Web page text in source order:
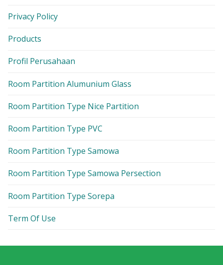
Privacy Policy
Products
Profil Perusahaan
Room Partition Alumunium Glass
Room Partition Type Nice Partition
Room Partition Type PVC
Room Partition Type Samowa
Room Partition Type Samowa Persection
Room Partition Type Sorepa
Term Of Use